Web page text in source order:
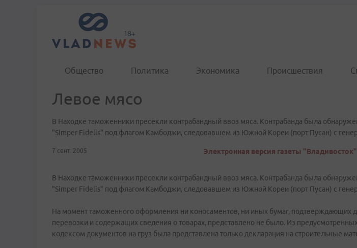
Общество Политика Экономика Происшествия
Левое мясо
В Находке таможенники пресекли контрабандный ввоз мяса. Контрабанда была
"Simper Fidelis" под флагом Камбоджи, следовавшем из Южной Кореи (порт Пусан) с
7 сент. 2005 Электронная версия газеты
В Находке таможенники пресекли контрабандный ввоз мяса. Контрабанда была
"Simper Fidelis" под флагом Камбоджи, следовавшем из Южной Кореи (порт Пусан) с
На момент таможенного оформления ни коносаментов, ни иных бумаг, подтверждающих
перевозки и содержащих сведения о товарах, представлено не было. Из
кодексом документов на груз была представлена только декларация на строительные